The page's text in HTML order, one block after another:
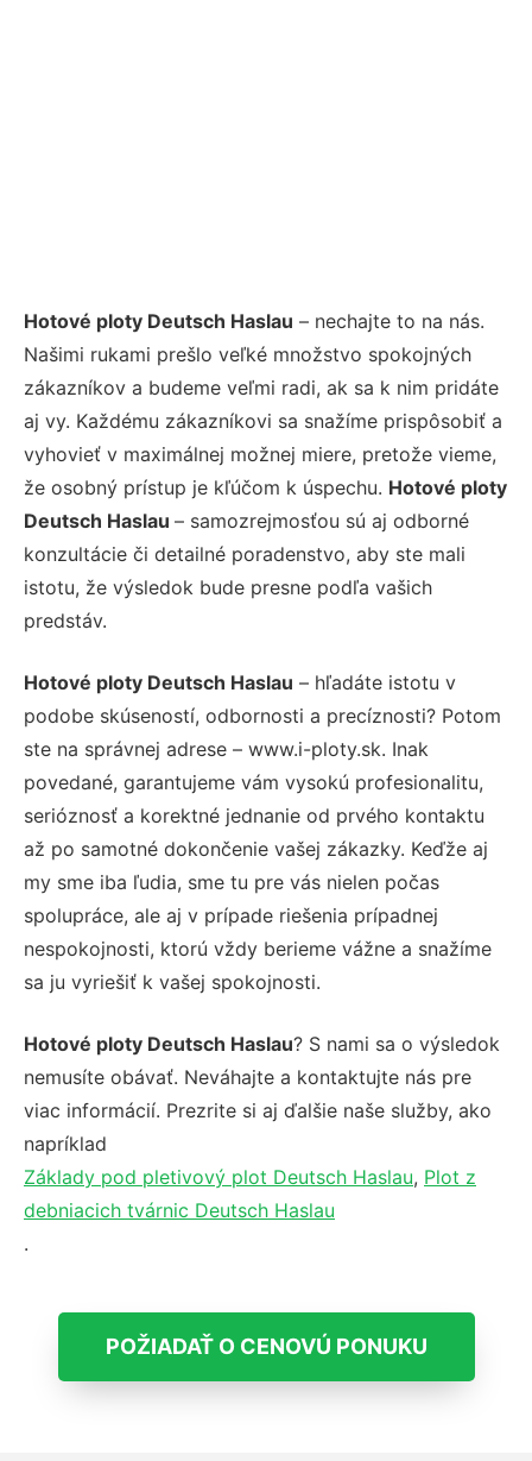
Hotové ploty Deutsch Haslau – nechajte to na nás.
Našimi rukami prešlo veľké množstvo spokojných
zákazníkov a budeme veľmi radi, ak sa k nim pridáte
aj vy. Každému zákazníkovi sa snažíme prispôsobiť a
vyhovieť v maximálnej možnej miere, pretože vieme,
že osobný prístup je kľúčom k úspechu. Hotové ploty
Deutsch Haslau – samozrejmosťou sú aj odborné
konzultácie či detailné poradenstvo, aby ste mali
istotu, že výsledok bude presne podľa vašich
predstáv.
Hotové ploty Deutsch Haslau – hľadáte istotu v
podobe skúseností, odbornosti a precíznosti? Potom
ste na správnej adrese – www.i-ploty.sk. Inak
povedané, garantujeme vám vysokú profesionalitu,
serióznosť a korektné jednanie od prvého kontaktu
až po samotné dokončenie vašej zákazky. Keďže aj
my sme iba ľudia, sme tu pre vás nielen počas
spolupráce, ale aj v prípade riešenia prípadnej
nespokojnosti, ktorú vždy berieme vážne a snažíme
sa ju vyriešiť k vašej spokojnosti.
Hotové ploty Deutsch Haslau? S nami sa o výsledok
nemusíte obávať. Neváhajte a kontaktujte nás pre
viac informácií. Prezrite si aj ďalšie naše služby, ako
napríklad
Základy pod pletivový plot Deutsch Haslau, Plot z
debniacich tvárnic Deutsch Haslau
.
POŽIADAŤ O CENOVÚ PONUKU